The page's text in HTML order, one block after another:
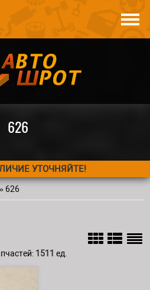
запчастям
Статьи
626
УТОЧНЯЙТЕ!
626
1511 ед.